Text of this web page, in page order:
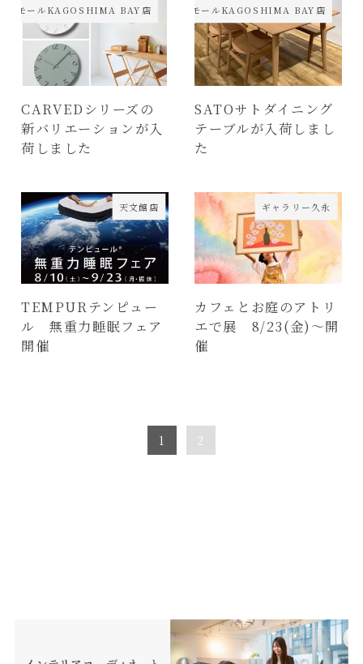
ンモールKAGOSHIMA BAY店
CARVEDシリーズの
新バリエーションが入
荷しました
イオンモールKAGOSHIMA BAY店
SATOサトダイニング
テーブルが入荷しまし
た
天文館店
TEMPURテンピュー
ル 無重力睡眠フェア
開催
ギャラリー久永
カフェとお庭のアトリ
エで展 8/23(金)～開
催
1 2